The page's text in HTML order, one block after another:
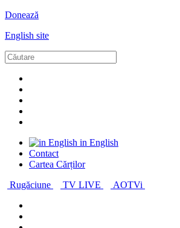
Donează
English site
in English
Contact
Cartea Cărților
Rugăciune
TV LIVE AOTVi